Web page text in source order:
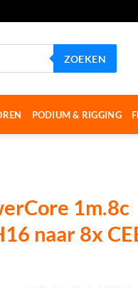
ZOEKEN
PODIUM & RIGGING
1m.8c
naar 8x